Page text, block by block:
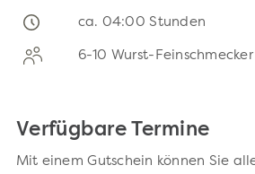
ca. 04:00 Stunden
6-10 Wurst-Feinschmecker
Verfügbare Termine
Mit einem Gutschein können Sie